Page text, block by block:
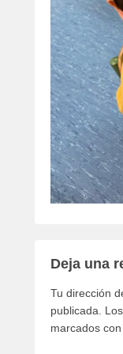
Deja una
Tu dirección
publicada.
marcados con